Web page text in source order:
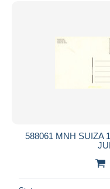
588061 MNH SUIZA